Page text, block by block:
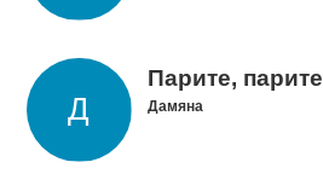
Парите, парите
Дамяна